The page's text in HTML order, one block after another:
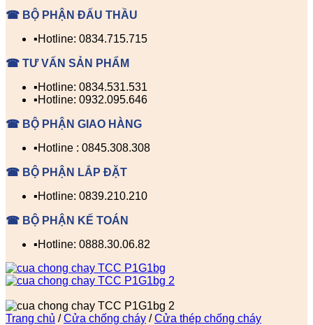
☎ BỘ PHẬN ĐẤU THẦU
▪️Hotline: 0834.715.715
☎ TƯ VẤN SẢN PHẨM
▪️Hotline: 0834.531.531
▪️Hotline: 0932.095.646
☎ BỘ PHẬN GIAO HÀNG
▪️Hotline : 0845.308.308
☎ BỘ PHẬN LẮP ĐẶT
▪️Hotline: 0839.210.210
☎ BỘ PHẬN KẾ TOÁN
▪️Hotline: 0888.30.06.82
Trang chủ / Cửa chống cháy / Cửa thép chống cháy